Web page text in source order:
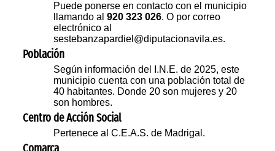
Puede ponerse en contacto con el municipio
llamando al920 323 026. O por correo
electrónico al
sestebanzapardiel@diputacionavila.es.
Población
Según información del I.N.E. de 2025, este
municipio cuenta con una población total de
40 habitantes. Donde 20 son mujeres y 20
son hombres.
Centro de Acción Social
Pertenece al C.E.A.S. de Madrigal.